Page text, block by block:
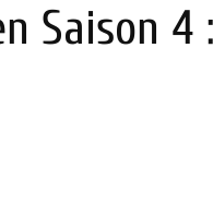
Saison